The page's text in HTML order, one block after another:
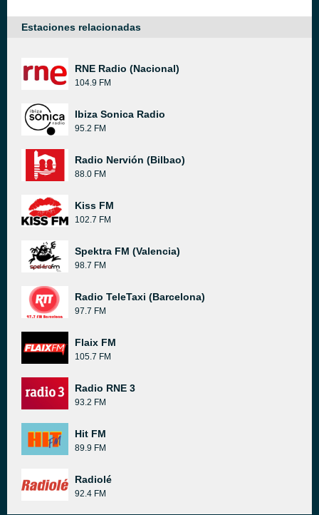
Estaciones relacionadas
RNE Radio (Nacional)
104.9 FM
Ibiza Sonica Radio
95.2 FM
Radio Nervión (Bilbao)
88.0 FM
Kiss FM
102.7 FM
Spektra FM (Valencia)
98.7 FM
Radio TeleTaxi (Barcelona)
97.7 FM
Flaix FM
105.7 FM
Radio RNE 3
93.2 FM
Hit FM
89.9 FM
Radiolé
92.4 FM